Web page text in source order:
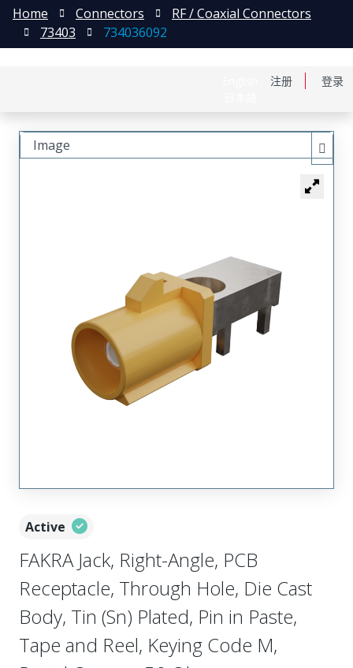
注册 登录
Home Connectors
RF / Coaxial Connectors
73403
734036092
Active
FAKRA Jack, Right-Angle, PCB
Receptacle, Through Hole, Die Cast
Body, Tin (Sn) Plated, Pin in Paste,
Tape and Reel, Keying Code M,
Image